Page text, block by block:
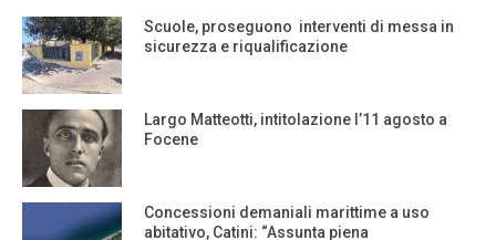
Scuole, proseguono interventi di messa in
sicurezza e riqualificazione
Largo Matteotti, intitolazione l’11 agosto a
Focene
Concessioni demaniali marittime a uso
abitativo, Catini: “Assunta piena